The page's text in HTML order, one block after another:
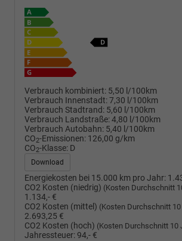
Verbrauch kombiniert: 5,50 l/100km
Verbrauch Innenstadt:7,30 l/100km
Verbrauch Stadtrand: 5,60 l/100km
Verbrauch Landstraße:4,80 l/100km
Verbrauch Autobahn: 5,40 l/100km
CO2-Emissionen: 126,00 g/km
CO2-Klasse: D
Download
Energiekosten bei 15.000 km pro Jahr:
CO2 Kosten (niedrig) (Kosten Durchschnitt
1.134,- €
CO2 Kosten (mittel) (Kosten Durchschnitt
2.693,25 €
CO2 Kosten (hoch) (Kosten Durchschnitt 10
Jahressteuer: 94,- €